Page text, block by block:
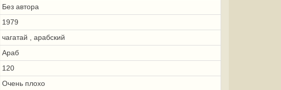
Без автора
1979
чагатай , арабский
Араб
120
Очень плохо